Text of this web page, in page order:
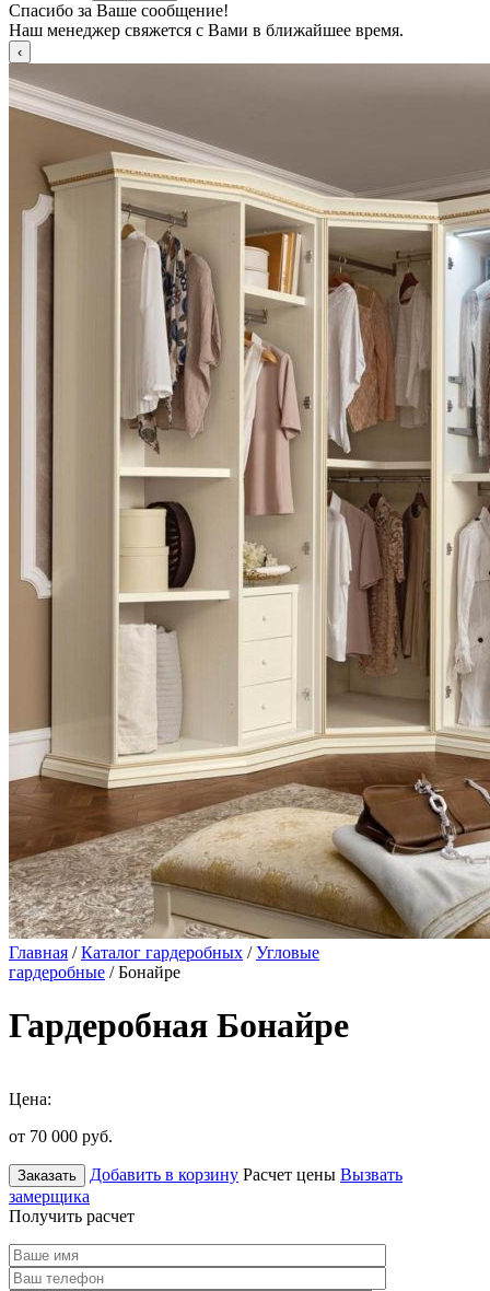
Спасибо за Ваше сообщение!
Наш менеджер свяжется с Вами в ближайшее время.
Главная /Каталог гардеробных /Угловые
гардеробные / Бонайре
Гардеробная Бонайре
Цена:
от 70 000 руб.
Заказать Добавить в корзину Расчет цены Вызвать
замерщика
Получить расчет